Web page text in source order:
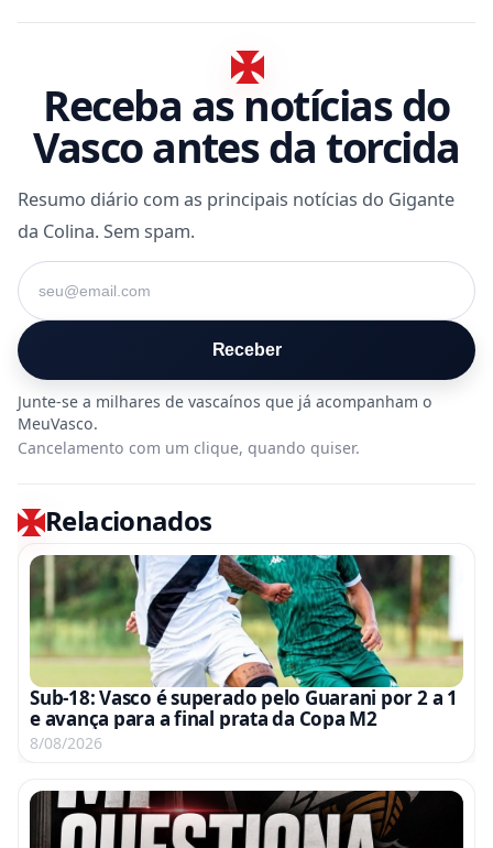
Receba as notícias do
Vasco antes da torcida
Resumo diário com as principais notícias do Gigante
da Colina. Sem spam.
Seu e-mail
Receber
Cancelamento com um clique, quando quiser.
Relacionados
Sub-18: Vasco é superado pelo Guarani por 2 a 1
e avança para a final prata da Copa M2
8/08/2026